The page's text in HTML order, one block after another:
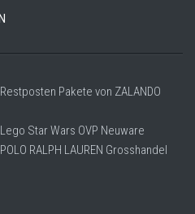
Restposten Pakete von ZALANDO
Lego Star Wars OVP Neuware
POLO RALPH LAUREN Grosshandel